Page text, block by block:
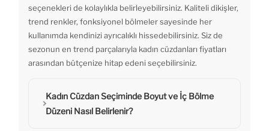
seçenekleri de kolaylıkla belirleyebilirsiniz. Kaliteli dikişler,
trend renkler, fonksiyonel bölmeler sayesinde her
kullanımda kendinizi ayrıcalıklı hissedebilirsiniz. Siz de
sezonun en trend parçalarıyla kadın cüzdanları fiyatları
arasından bütçenize hitap edeni seçebilirsiniz.
Kadın Cüzdan Seçiminde Boyut ve İç Bölme
Düzeni Nasıl Belirlenir?